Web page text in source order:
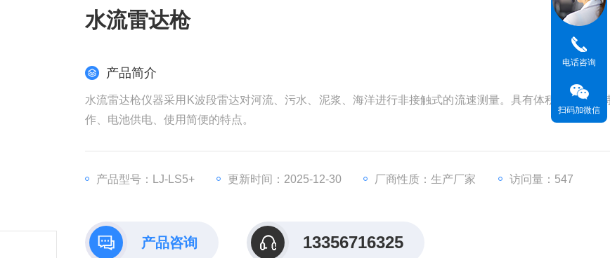
水流雷达枪
产品简介
水流雷达枪仪器采用K波段雷达对河流、污水、泥浆、海洋进行非接触式的流速测量。具有体积小巧、手
作、电池供电、使用简便的特点。
产品型号：LJ-LS5+ 更新时间：2025-12-30 厂商性质：生产厂家 访问量：547
产品咨询 13356716325
电话咨询
扫码加微信